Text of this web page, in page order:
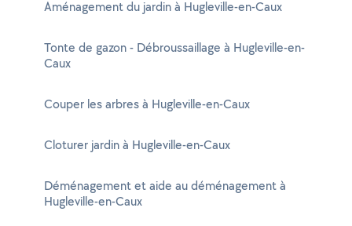
Aménagement du jardin à Hugleville-en-Caux
Tonte de gazon - Débroussaillage à Hugleville-en-
Caux
Couper les arbres à Hugleville-en-Caux
Cloturer jardin à Hugleville-en-Caux
Déménagement et aide au déménagement à
Hugleville-en-Caux